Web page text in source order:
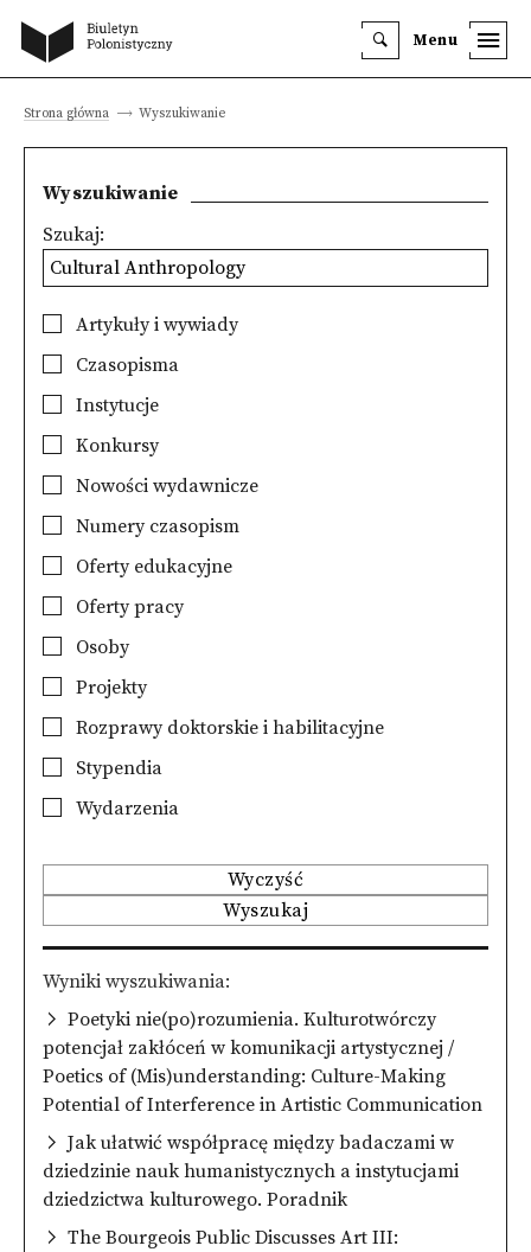
Menu
Strona główna Wyszukiwanie
Wyszukiwanie
Szukaj:
Artykuły i wywiady
Czasopisma
Instytucje
Konkursy
Nowości wydawnicze
Numery czasopism
Oferty edukacyjne
Oferty pracy
Osoby
Projekty
Rozprawy doktorskie i habilitacyjne
Stypendia
Wydarzenia
Wyczyść
Wyszukaj
Wyniki wyszukiwania
Poetyki nie(po)rozumienia. Kulturotwórczy
potencjał zakłóceń w komunikacji artystycznej /
Poetics of (Mis)understanding: Culture-Making
Potential of Interference in Artistic Communication
Jak ułatwić współpracę między badaczami w
dziedzinie nauk humanistycznych a instytucjami
dziedzictwa kulturowego. Poradnik
The Bourgeois Public Discusses Art III: